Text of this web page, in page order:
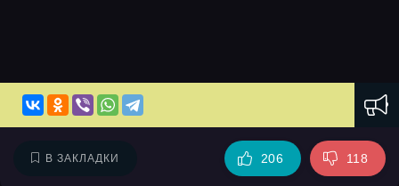
В ЗАКЛАДКИ 206 118